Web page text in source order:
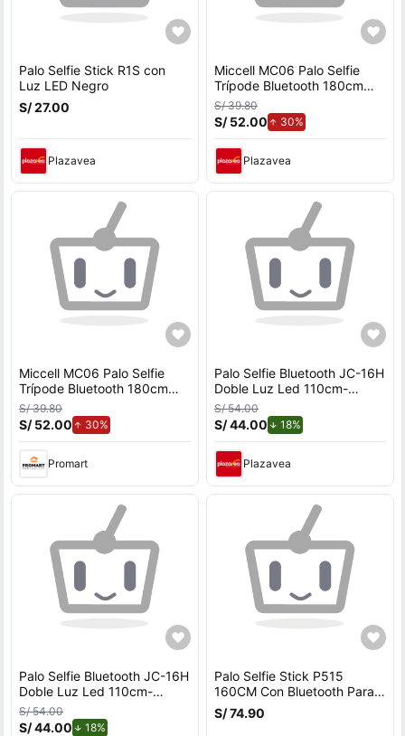
Palo Selfie Stick R1S con
Luz LED Negro
S/ 27.00
Plazavea
Miccell MC06 Palo Selfie
Trípode Bluetooth 180cm
Rotación 360 para Celular y
Streaming
S/ 39.80
S/ 52.00 30%de aumento.
Plazavea
Miccell MC06 Palo Selfie
Trípode Bluetooth 180cm
Rotación 360 para Celular y
Streaming
S/ 39.80
S/ 52.00 30%
Promart
Palo Selfie Bluetooth JC-16H
Doble Luz Led 110cm-
Naranja
S/ 54.00
S/ 44.00 18%de descuento.
Plazavea
Palo Selfie Bluetooth JC-16H
Doble Luz Led 110cm-
Blanco
S/ 54.00
S/ 44.00 18%
Palo Selfie Stick P515
160CM Con Bluetooth Para
Celular y
S/ 74.90